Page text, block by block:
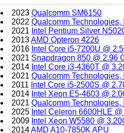
2023 Qualcomm SM6150
2022 Qualcomm Technologies,
2021 Intel Pentium Silver
2013AMD Opteron 4226
2016 Intel Core i5-7200U @
2021 Snapdragon 850 @ 2.96
2014 Intel Core i3-4360T @
2021 Qualcomm Technologies,
2011 Intel Core i5-2500S @
2014 Intel Xeon E5-4603 @
2021 Qualcomm Technologies,
2025 Intel Celeron 6600HLE
2009 Intel Xeon W5580 @
2014AMD A10-7850K APU